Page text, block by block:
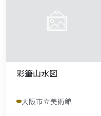
彩筆山水図
大阪市立美術館